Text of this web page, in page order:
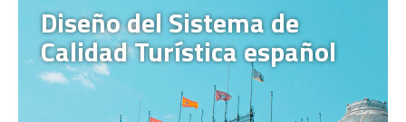
Diseño del Sistema de
Calidad Turística español